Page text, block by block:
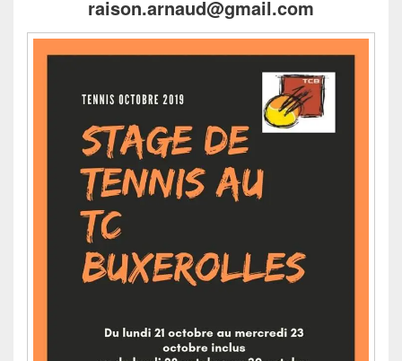
raison.arnaud@gmail.com